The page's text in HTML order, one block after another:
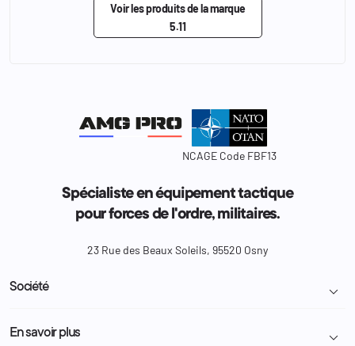
Voir les produits de la marque
5.11
NCAGE Code FBF13
Spécialiste en équipement tactique
pour forces de l'ordre, militaires.
23 Rue des Beaux Soleils, 95520 Osny
Société 
Livraison et retour colis
En savoir plus 